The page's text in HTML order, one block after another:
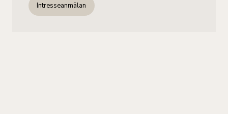
Intresseanmälan